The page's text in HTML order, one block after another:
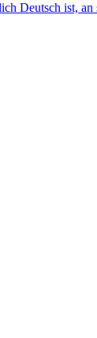
Deutsch ist, an